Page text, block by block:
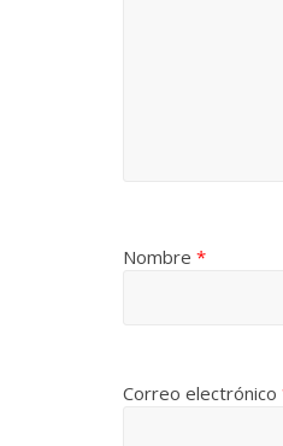
Nombre *
Correo electrónico